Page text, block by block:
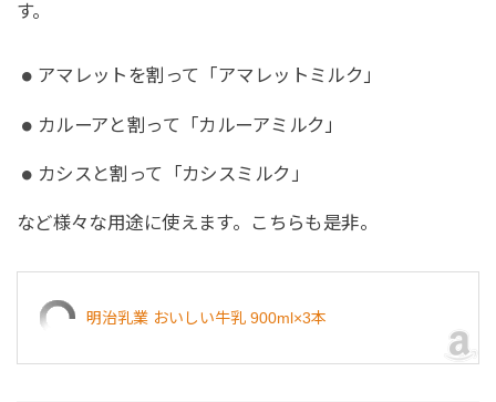
す。
アマレットを割って「アマレットミルク」
カルーアと割って「カルーアミルク」
カシスと割って「カシスミルク」
など様々な用途に使えます。こちらも是非。
明治乳業 おいしい牛乳 900ml×3本